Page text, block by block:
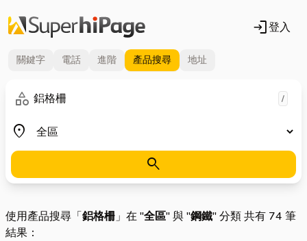
login登入
關鍵字 電話 進階 產品搜尋 地址
category
關鍵字 /
place
地區
search
使用產品搜尋「鋁格柵」在 "全區" 與 "鋼鐵" 分類 共有 74 筆
結果：